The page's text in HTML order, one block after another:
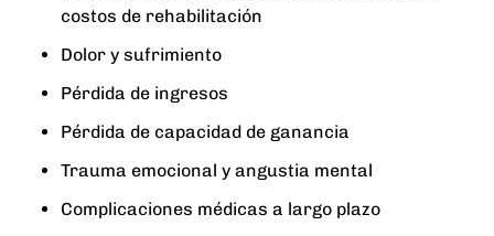
costos de rehabilitación
Dolor y sufrimiento
Pérdida de ingresos
Pérdida de capacidad de ganancia
Trauma emocional y angustia mental
Complicaciones médicas a largo plazo